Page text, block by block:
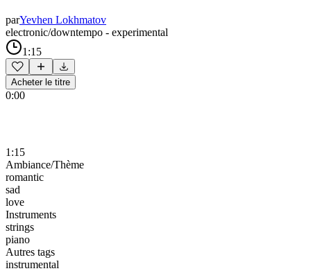
parYevhen Lokhmatov
electronic/downtempo - experimental
1:15
Acheter le titre
0:00
1:15
Ambiance/Thème
romantic
sad
love
Instruments
strings
piano
Autres tags
instrumental